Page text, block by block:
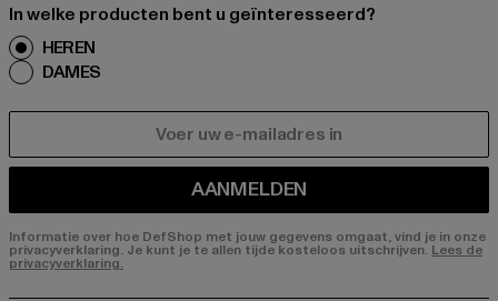
In welke producten bent u geïnteresseerd?
HEREN
DAMES
AANMELDEN
Informatie over hoe DefShop met jouw gegevens omgaat, vind je in onze
privacyverklaring. Je kunt je te allen tijde kosteloos uitschrijven. Lees de
privacyverklaring.